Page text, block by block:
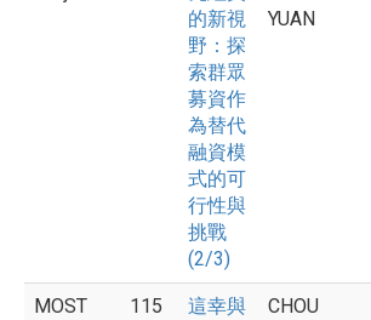
的新視
野：探
索群眾
募資作
為替代
融資模
式的可
行性與
挑戰
(2/3)
YUAN
MOST
115
這幸與
CHOU